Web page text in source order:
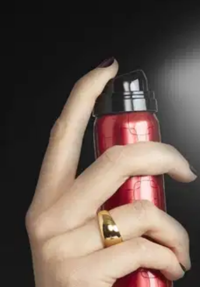
Alennus -15 %
Avaa kuva suurempana
Avaa kuva suurempana
Avaa kuva suurempana
Avaa kuva suurempana
Avaa kuva suurempana
Avaa kuva suurempana
Avaa kuva suurempana
Avaa kuva suurempana
Avaa kuva suurempana
Avaa kuva suurempana